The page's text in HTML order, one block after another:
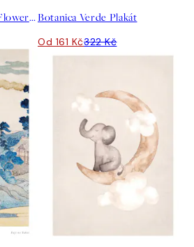
Sylvia Takken - Floating Flowers Plakát Botanica Verde Plakát
Od 161 Kč322 Kč